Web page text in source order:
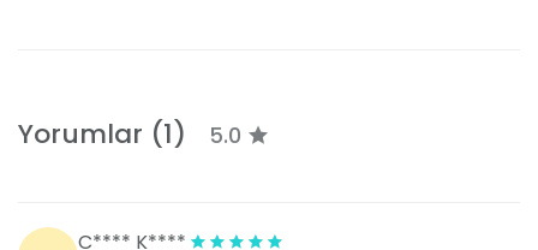
Yorumlar (1) 5.0
C**** K****